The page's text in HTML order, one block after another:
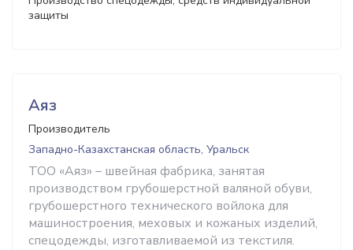
защиты
Аяз
Производитель
Западно-Казахстанская область, Уральск
ТОО «Аяз» – швейная фабрика, занятая
производством грубошерстной валяной обуви,
грубошерстного технического войлока для
машиностроения, меховых и кожаных изделий,
спецодежды, изготавливаемой из текстиля.